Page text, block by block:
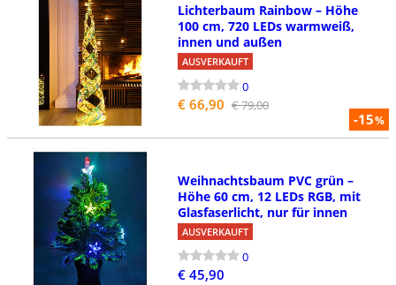
-15%
Lichterbaum Rainbow – Höhe
100 cm, 720 LEDs warmweiß,
innen und außen
AUSVERKAUFT
0
€ 66,90 € 79,00
Weihnachtsbaum PVC grün –
Höhe 60 cm, 12 LEDs RGB, mit
Glasfaserlicht, nur für innen
AUSVERKAUFT
0
€ 45,90